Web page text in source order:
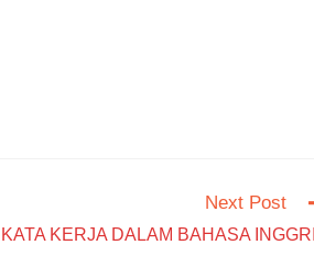
Next Post
KERJA DALAM BAHASA